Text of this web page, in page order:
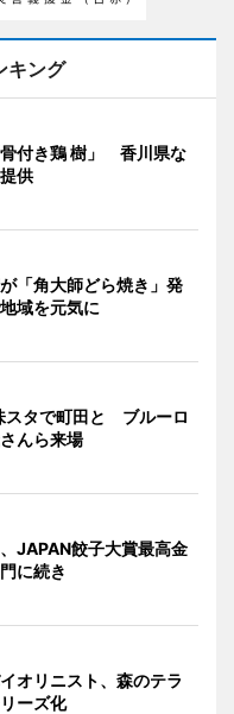
キング
付き鶏 樹」 香川県な
供
「角大師どら焼き」発
域を元気に
スタで町田と ブルーロ
んら来場
JAPAN餃子大賞最高金
に続き
オリニスト、森のテラ
ーズ化